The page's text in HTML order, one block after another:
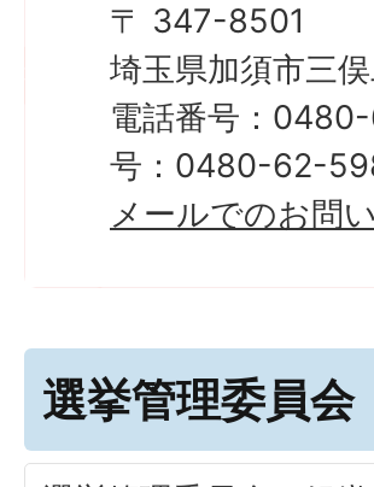
〒 347-8501
埼玉県加須市三
電話番号：
号：0480-62-
メールでのお問
選挙管理委員会